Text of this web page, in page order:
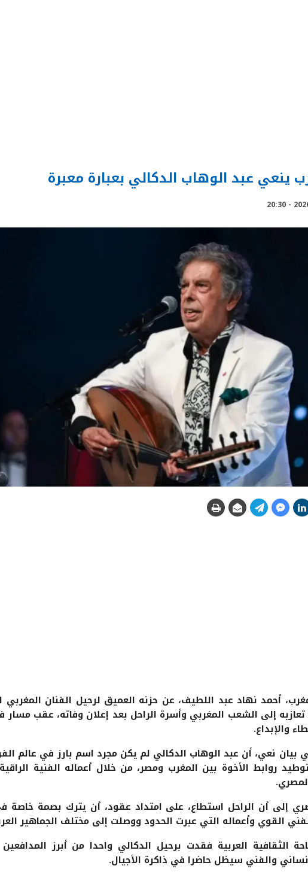
ينعي عبد الوهاب الدكالي بعبارة معبرة
أحمد نهاد عبد اللطيف، عن حزنه العميق لرحيل الفنان المغربي
إلى الشعب المغربي وأسرة الراحل بعد إعلان وفاته، عقب
والإبداع.
بيان نعي، أن عبد الوهاب الدكالي لم يكن مجرد اسم بارز في عالم
روابط الأخوة بين المغرب ومصر، من خلال أعماله الفنية الراقية
إلى أن الراحل استطاع، على امتداد عقود، أن يترك بصمة خاصة
القوي وأعماله التي عبرت الحدود ووصلت إلى مختلف الجماهير
الثقافية العربية فقدت برحيل الدكالي واحدا من أبرز
والفني سيظل حاضرا في ذاكرة الأجيال.